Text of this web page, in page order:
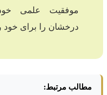
موفقیت علمی خود
درخشان را برای خود
مطالب مرتبط: